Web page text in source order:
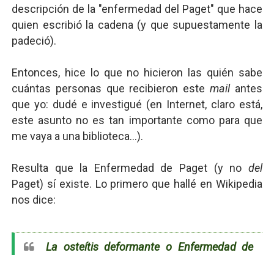
descripción de la "enfermedad del Paget" que hace
quien escribió la cadena (y que supuestamente la
padeció).
Entonces, hice lo que no hicieron las quién sabe
cuántas personas que recibieron estemailantes
que yo: dudé e investigué (en Internet, claro está,
este asunto no es tan importante como para que
me vaya a una biblioteca...).
Resulta que la Enfermedad de Paget (y nodel
Paget) sí existe. Lo primero que hallé en Wikipedia
nos dice:
La osteítis deformante o Enfermedad de